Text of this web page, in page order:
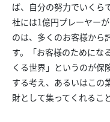
ば、自分の努力でいくら
社には1億円プレーヤー
のは、多くのお客様から
す。「お客様のためにな
くる世界」というのが保
する考え、あるいはこの
財として集ってくれるこ